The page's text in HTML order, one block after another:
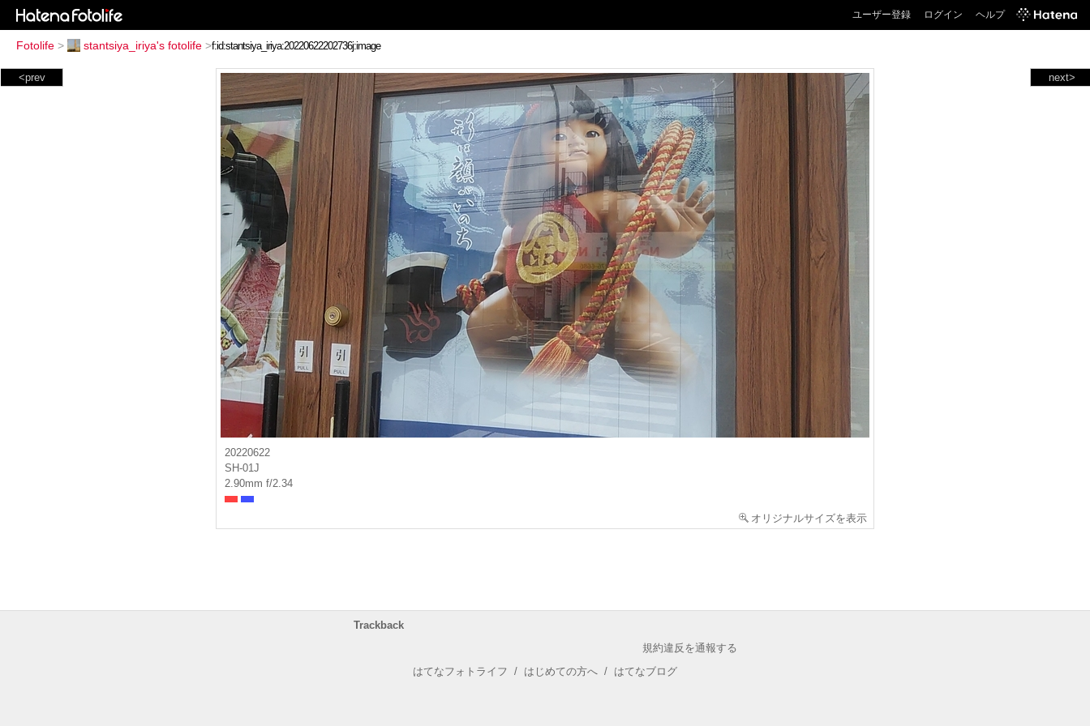
ユーザー登録 ログイン ヘルプ
Fotolife > stantsiya_iriya's fotolife >
next>
<prev
20220622
SH-01J
2.90mm f/2.34
オリジナルサイズを表示
Trackback
規約違反を通報する
はてなフォトライフ / はじめての方へ / はてなブログ